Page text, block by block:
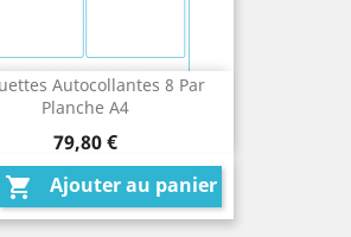
Autocollantes 8 Par
Planche A4
Prix
79,80 €
 Ajouter au panier